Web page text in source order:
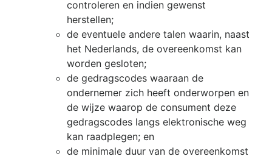
controleren en indien gewenst
herstellen;
de eventuele andere talen waarin, naast
het Nederlands, de overeenkomst kan
worden gesloten;
de gedragscodes waaraan de
ondernemer zich heeft onderworpen en
de wijze waarop de consument deze
gedragscodes langs elektronische weg
kan raadplegen; en
de minimale duur van de overeenkomst